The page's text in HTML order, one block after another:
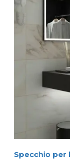
Specchio per